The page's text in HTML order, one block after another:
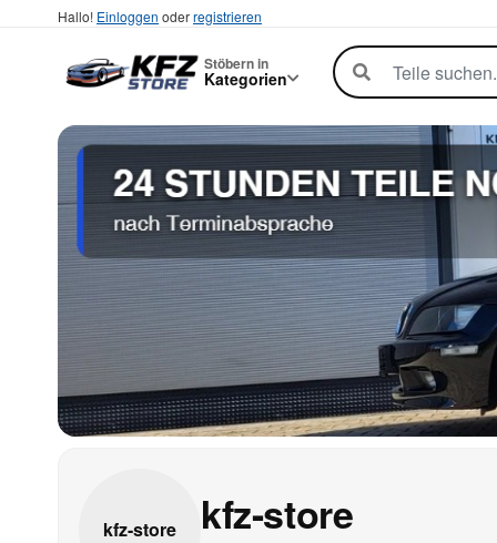
Hallo! Einloggen oderregistrieren
Stöbern in
Kategorien
kfz-store kfz-store